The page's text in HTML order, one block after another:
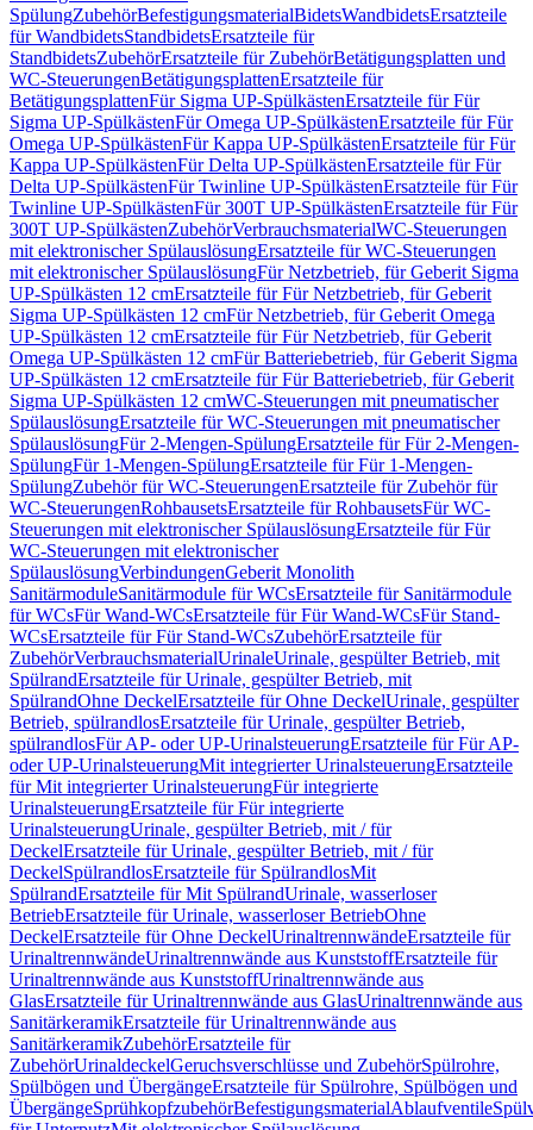
SpülungZubehörBefestigungsmaterialBidetsWandbidetsErsatzteile
für WandbidetsStandbidetsErsatzteile für
StandbidetsZubehörErsatzteile für ZubehörBetätigungsplatten und
WC-SteuerungenBetätigungsplattenErsatzteile für
BetätigungsplattenFür Sigma UP-SpülkästenErsatzteile für Für
Sigma UP-SpülkästenFür Omega UP-SpülkästenErsatzteile für Für
Omega UP-SpülkästenFür Kappa UP-SpülkästenErsatzteile für Für
Kappa UP-SpülkästenFür Delta UP-SpülkästenErsatzteile für Für
Delta UP-SpülkästenFür Twinline UP-SpülkästenErsatzteile für Für
Twinline UP-SpülkästenFür 300T UP-SpülkästenErsatzteile für Für
300T UP-SpülkästenZubehörVerbrauchsmaterialWC-Steuerungen
mit elektronischer SpülauslösungErsatzteile für WC-Steuerungen
mit elektronischer SpülauslösungFür Netzbetrieb, für Geberit Sigma
UP-Spülkästen 12 cmErsatzteile für Für Netzbetrieb, für Geberit
Sigma UP-Spülkästen 12 cmFür Netzbetrieb, für Geberit Omega
UP-Spülkästen 12 cmErsatzteile für Für Netzbetrieb, für Geberit
Omega UP-Spülkästen 12 cmFür Batteriebetrieb, für Geberit Sigma
UP-Spülkästen 12 cmErsatzteile für Für Batteriebetrieb, für Geberit
Sigma UP-Spülkästen 12 cmWC-Steuerungen mit pneumatischer
SpülauslösungErsatzteile für WC-Steuerungen mit pneumatischer
SpülauslösungFür 2-Mengen-SpülungErsatzteile für Für 2-Mengen-
SpülungFür 1-Mengen-SpülungErsatzteile für Für 1-Mengen-
SpülungZubehör für WC-SteuerungenErsatzteile für Zubehör für
WC-SteuerungenRohbausetsErsatzteile für RohbausetsFür WC-
Steuerungen mit elektronischer SpülauslösungErsatzteile für Für
WC-Steuerungen mit elektronischer
SpülauslösungVerbindungenGeberit Monolith
SanitärmoduleSanitärmodule für WCsErsatzteile für Sanitärmodule
für WCsFür Wand-WCsErsatzteile für Für Wand-WCsFür Stand-
WCsErsatzteile für Für Stand-WCsZubehörErsatzteile für
ZubehörVerbrauchsmaterialUrinaleUrinale, gespülter Betrieb, mit
SpülrandErsatzteile für Urinale, gespülter Betrieb, mit
SpülrandOhne DeckelErsatzteile für Ohne DeckelUrinale, gespülter
Betrieb, spülrandlosErsatzteile für Urinale, gespülter Betrieb,
spülrandlosFür AP- oder UP-UrinalsteuerungErsatzteile für Für AP-
oder UP-UrinalsteuerungMit integrierter UrinalsteuerungErsatzteile
für Mit integrierter UrinalsteuerungFür integrierte
UrinalsteuerungErsatzteile für Für integrierte
UrinalsteuerungUrinale, gespülter Betrieb, mit / für
DeckelErsatzteile für Urinale, gespülter Betrieb, mit / für
DeckelSpülrandlosErsatzteile für SpülrandlosMit
SpülrandErsatzteile für Mit SpülrandUrinale, wasserloser
BetriebErsatzteile für Urinale, wasserloser BetriebOhne
DeckelErsatzteile für Ohne DeckelUrinaltrennwändeErsatzteile für
UrinaltrennwändeUrinaltrennwände aus KunststoffErsatzteile für
Urinaltrennwände aus KunststoffUrinaltrennwände aus
GlasErsatzteile für Urinaltrennwände aus GlasUrinaltrennwände aus
SanitärkeramikErsatzteile für Urinaltrennwände aus
SanitärkeramikZubehörErsatzteile für
ZubehörUrinaldeckelGeruchsverschlüsse und ZubehörSpülrohre,
Spülbögen und ÜbergängeErsatzteile für Spülrohre, Spülbögen und
ÜbergängeSprühkopfzubehörBefestigungsmaterialAblaufventile